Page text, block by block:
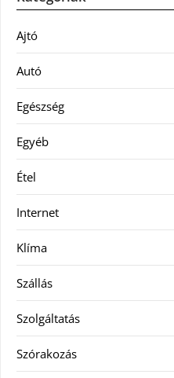
Ajtó
Autó
Egészség
Egyéb
Étel
Internet
Klíma
Szállás
Szolgáltatás
Szórakozás